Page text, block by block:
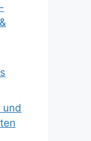
und